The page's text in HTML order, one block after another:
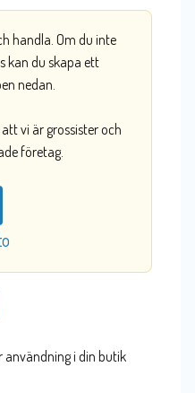
handla. Om du inte
kan du skapa ett
nedan.
vi är grossister och
företag.
i din butik